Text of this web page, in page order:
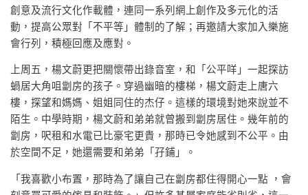
創意及流行文化作載體，連同一系列網上創作及多元化的活
動，提高公眾對「不平等」體制的了解；再邀請大家加入樂施
會行列，積極回應及應對。
上周五，楊文蔚更把關懷帶出錄音室，和「公平咩」一起探訪
蝸居大角咀劏房的孩子。穿過幽暗的樓梯，楊文蔚走上唐六
樓，探望和媽媽、姐姐同住的杰仔。這樣的環境對她來說並不
陌生。中學時期，楊文蔚和弟弟就曾搬到劏房居住。幾年前的
劏房，呎租和水電已比豪宅更貴，那時已令她感到不公平。由
於空間不足，她還需要和弟弟「孖鋪」。
「我喜歡小布置，那時為了讓自己在劏房都住得開心一點 ，會